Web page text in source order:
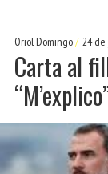
Oriol Domingo 24
Carta al